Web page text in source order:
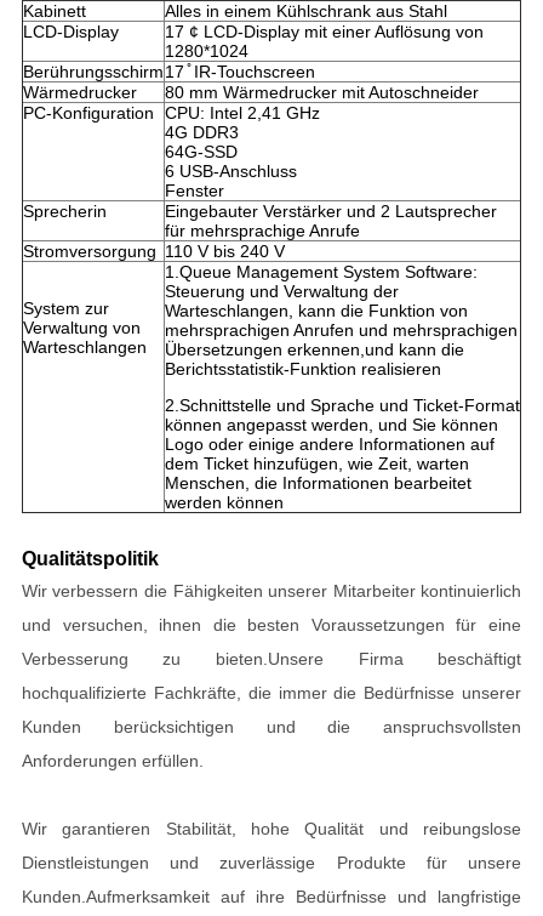
Kabinett
Alles in einem Kühlschrank aus Stahl
LCD-Display
17 ¢ LCD-Display mit einer Auflösung von
1280*1024
Berührungsschirm17 ̊ IR-Touchscreen
Wärmedrucker
80 mm Wärmedrucker mit Autoschneider
PC-Konfiguration
CPU: Intel 2,41 GHz
4G DDR3
64G-SSD
6 USB-Anschluss
Fenster
Sprecherin
Eingebauter Verstärker und 2 Lautsprecher
für mehrsprachige Anrufe
Stromversorgung 110 V bis 240 V
System zur
Verwaltung von
Warteschlangen
1.Queue Management System Software:
Steuerung und Verwaltung der
Warteschlangen, kann die Funktion von
mehrsprachigen Anrufen und mehrsprachigen
Übersetzungen erkennen,und kann die
Berichtsstatistik-Funktion realisieren
2.Schnittstelle und Sprache und Ticket-Format
können angepasst werden, und Sie können
Logo oder einige andere Informationen auf
dem Ticket hinzufügen, wie Zeit, warten
Menschen, die Informationen bearbeitet
werden können
Qualitätspolitik
Wir verbessern die Fähigkeiten unserer Mitarbeiter kontinuierlich
und versuchen, ihnen die besten Voraussetzungen für eine
Verbesserung zu bieten.Unsere Firma beschäftigt
hochqualifizierte Fachkräfte, die immer die Bedürfnisse unserer
Kunden berücksichtigen und die anspruchsvollsten
Anforderungen erfüllen.
Wir garantieren Stabilität, hohe Qualität und reibungslose
Dienstleistungen und zuverlässige Produkte für unsere
Kunden.Aufmerksamkeit auf ihre Bedürfnisse und langfristige